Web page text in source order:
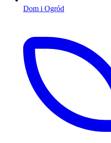
Dom i Ogród